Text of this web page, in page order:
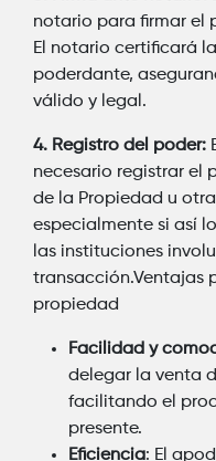
notario para firmar el
El notario certificará
poderdante,
válido y legal.
4. Registro del poder:
necesario registrar el
de la Propiedad u
especialmente si así
las instituciones
transacción.Ventajas
propiedad
Facilidad y
delegar la venta
facilitando el
presente.
Eficiencia: El